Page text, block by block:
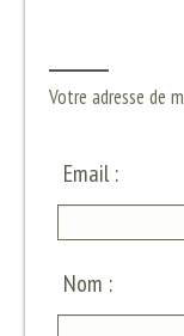
Votre adresse de
Email :
Nom :